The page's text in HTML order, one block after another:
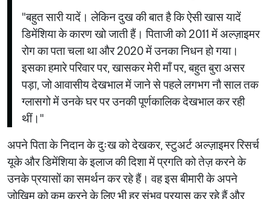
"बहुत सारी यादें। लेकिन दुख की बात है कि ऐसी खास यादें
डिमेंशिया के कारण खो जाती हैं। पिताजी को 2011 में अल्ज़ाइमर
रोग का पता चला था और 2020 में उनका निधन हो गया।
इसका हमारे परिवार पर, खासकर मेरी माँ पर, बहुत बुरा असर
पड़ा, जो आवासीय देखभाल में जाने से पहले लगभग नौ साल तक
ग्लासगो में उनके घर पर उनकी पूर्णकालिक देखभाल कर रही
थीं।"
अपने पिता के निदान के दुःख को देखकर, स्टुअर्ट अल्ज़ाइमर रिसर्च
यूके और डिमेंशिया के इलाज की दिशा में प्रगति को तेज़ करने के
उनके प्रयासों का समर्थन कर रहे हैं। वह इस बीमारी के अपने
जोखिम को कम करने के लिए भी हर संभव प्रयास कर रहे हैं और